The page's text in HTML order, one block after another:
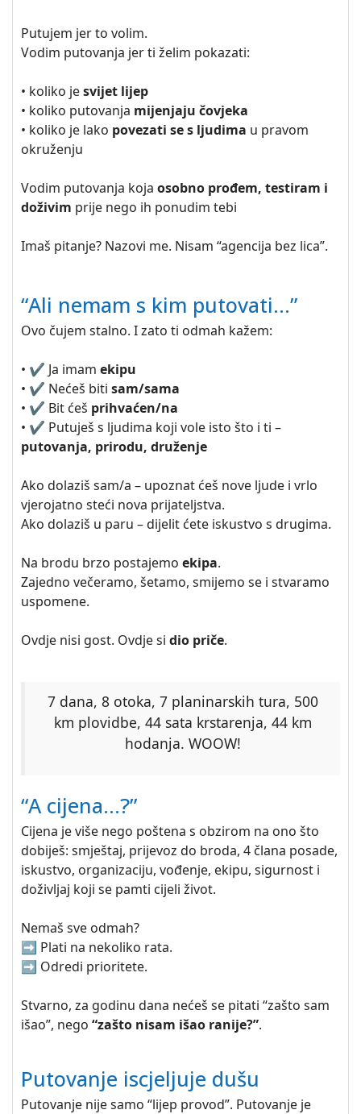
Putujem jer to volim.
Vodim putovanja jer ti želim pokazati:
• koliko jesvijet lijep
• koliko putovanja mijenjaju čovjeka
• koliko je lako povezati se s ljudima u pravom
okruženju
Vodim putovanja koja osobno prođem, testiram i
doživim prije nego ih ponudim tebi
Imaš pitanje? Nazovi me. Nisam “agencija bez lica”.
“Ali nemam s kim putovati…”
Ovo čujem stalno. I zato ti odmah kažem:
• ✔️ Ja imam ekipu
• ✔️ Nećeš biti sam/sama
• ✔️ Bit ćeš prihvaćen/na
• ✔️ Putuješ s ljudima koji vole isto što i ti –
putovanja, prirodu, druženje
Ako dolaziš sam/a – upoznat ćeš nove ljude i vrlo
vjerojatno steći nova prijateljstva.
Ako dolaziš u paru – dijelit ćete iskustvo s drugima.
Na brodu brzo postajemo ekipa.
Zajedno večeramo, šetamo, smijemo se i stvaramo
uspomene.
Ovdje nisi gost. Ovdje si dio priče.
7 dana, 8 otoka, 7 planinarskih tura, 500
km plovidbe, 44 sata krstarenja, 44 km
hodanja. WOOW!
“A cijena…?”
Cijena je više nego poštena s obzirom na ono što
dobiješ: smještaj, prijevoz do broda, 4 člana posade,
iskustvo, organizaciju, vođenje, ekipu, sigurnost i
doživljaj koji se pamti cijeli život.
Nemaš sve odmah?
➡️ Plati na nekoliko rata.
➡️ Odredi prioritete.
Stvarno, za godinu dana nećeš se pitati “zašto sam
išao”, nego “zašto nisam išao ranije?”.
Putovanje iscjeljuje dušu
Putovanje nije samo “lijep provod”. Putovanje je